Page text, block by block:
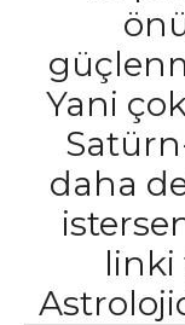
Yani
daha
linki